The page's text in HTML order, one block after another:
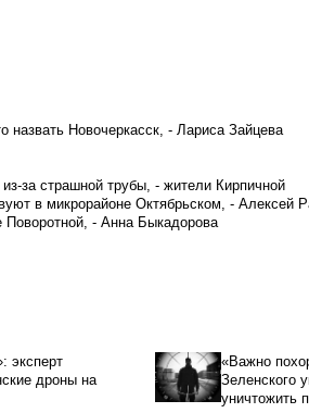
назвать Новочеркасск, - Лариса Зайцева
за страшной трубы, - жители Кирпичной
в микрорайоне Октябрьском, - Алексей
- Анна Быкадорова
эксперт
дроны на
«Важно
Зеленского
уничтожить